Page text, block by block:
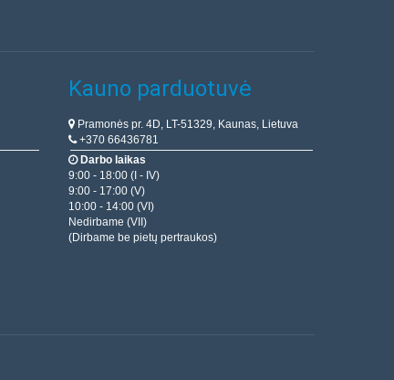
Kauno parduotuvė
Pramonės pr. 4D, LT-51329, Kaunas, Lietuva
+370 66436781
Darbo laikas
9:00 - 18:00 (I - IV)
9:00 - 17:00 (V)
10:00 - 14:00 (VI)
Nedirbame (VII)
(Dirbame be pietų pertraukos)